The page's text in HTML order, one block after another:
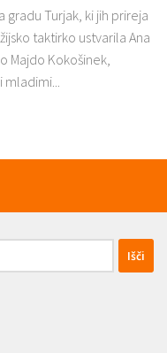
Turjak, ki jih prireja
taktirko ustvarila Ana
Majdo Kokošinek,
mladimi...